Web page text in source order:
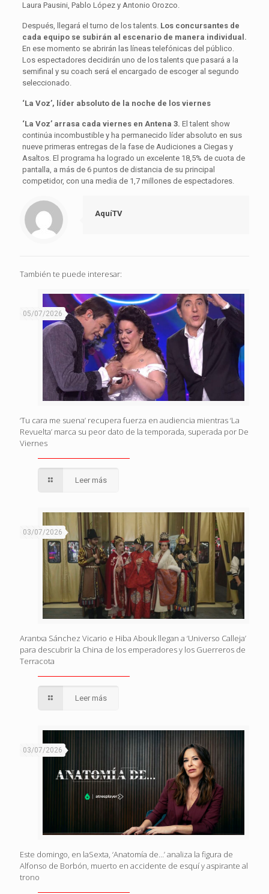
Laura Pausini, Pablo López y Antonio Orozco.
Después, llegará el turno de los talents. Los concursantes de
cada equipo se subirán al escenario de manera individual.
En ese momento se abrirán las líneas telefónicas del público.
Los espectadores decidirán uno de los talents que pasará a la
semifinal y su coach será el encargado de escoger al segundo
seleccionado.
‘La Voz’, líder absoluto de la noche de los viernes
‘La Voz’ arrasa cada viernes en Antena 3. El talent show
continúa incombustible y ha permanecido líder absoluto en sus
nueve primeras entregas de la fase de Audiciones a Ciegas y
Asaltos. El programa ha logrado un excelente 18,5% de cuota de
pantalla, a más de 6 puntos de distancia de su principal
competidor, con una media de 1,7 millones de espectadores.
AquíTV
También te puede interesar:
05/07/2026
‘Tu cara me suena’ recupera fuerza en audiencia mientras ‘La
Revuelta’ marca su peor dato de la temporada, superada por De
Viernes
Leer más
03/07/2026
Arantxa Sánchez Vicario e Hiba Abouk llegan a ‘Universo Calleja’
para descubrir la China de los emperadores y los Guerreros de
Terracota
Leer más
03/07/2026
Este domingo, en laSexta, ‘Anatomía de…’ analiza la figura de
Alfonso de Borbón, muerto en accidente de esquí y aspirante al
trono